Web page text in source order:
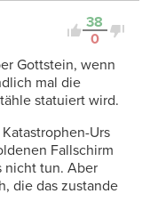
38
0
Gottstein, wenn
mal die
statuiert wird.
Urs
Fallschirm
nicht tun. Aber
die das zustande